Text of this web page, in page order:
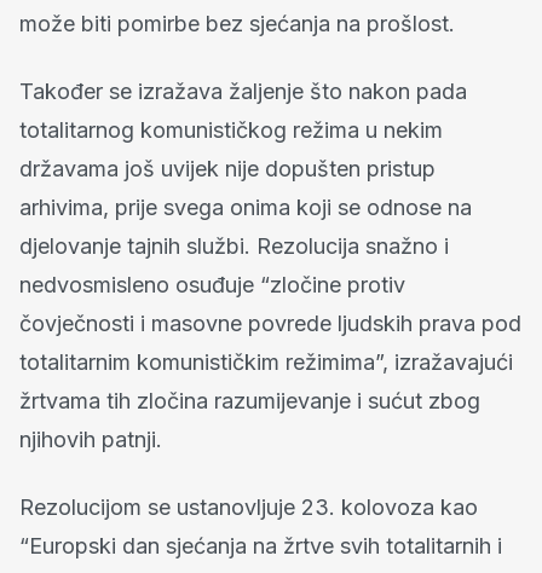
može biti pomirbe bez sjećanja na prošlost.
Također se izražava žaljenje što nakon pada
totalitarnog komunističkog režima u nekim
državama još uvijek nije dopušten pristup
arhivima, prije svega onima koji se odnose na
djelovanje tajnih službi. Rezolucija snažno i
nedvosmisleno osuđuje “zločine protiv
čovječnosti i masovne povrede ljudskih prava pod
totalitarnim komunističkim režimima”, izražavajući
žrtvama tih zločina razumijevanje i sućut zbog
njihovih patnji.
Rezolucijom se ustanovljuje 23. kolovoza kao
“Europski dan sjećanja na žrtve svih totalitarnih i